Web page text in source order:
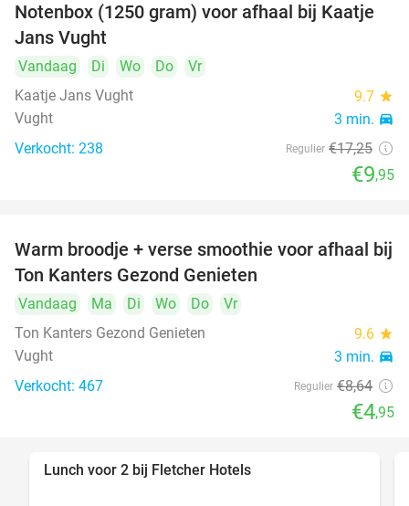
42%
Notenbox (1250 gram) voor afhaal bij Kaatje
Jans Vught
Vandaag Di Wo Do
Vr
Kaatje Jans Vught
9.7 star
Vught 3 min. directions_car
Verkocht: 238 Regulier €17,25
€9,95
43%
Warm broodje + verse smoothie voor afhaal bij
Ton Kanters Gezond Genieten
Vandaag Ma Di Wo Do
Vr
Ton Kanters Gezond Genieten
9.6 star
Vught 3 min. directions_car
Verkocht: 467 Regulier €8,64
€4,95
Lunch voor 2 bij Fletcher Hotels